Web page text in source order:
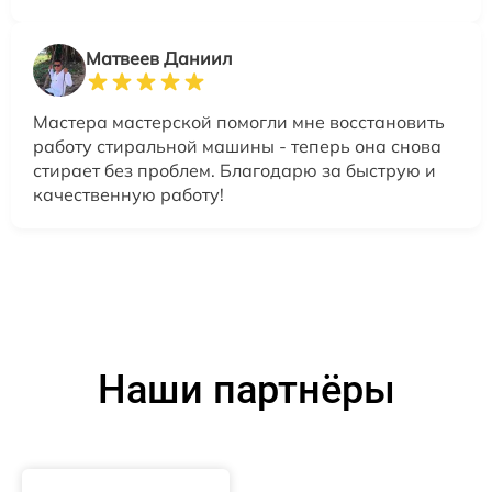
Матвеев Даниил
Мастера мастерской помогли мне восстановить
работу стиральной машины - теперь она снова
стирает без проблем. Благодарю за быструю и
качественную работу!
Наши партнёры